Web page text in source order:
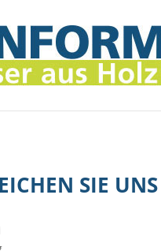
SIE UNS